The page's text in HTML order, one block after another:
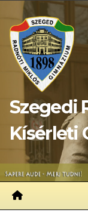
content
Szegedi
Kísérleti